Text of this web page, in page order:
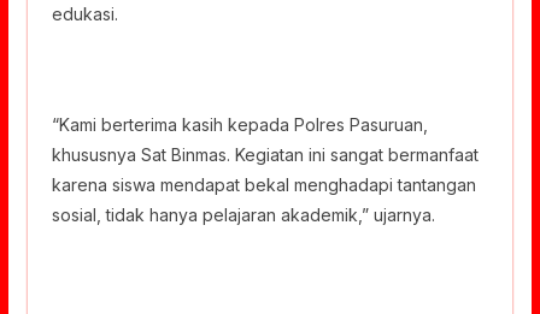
edukasi.
“Kami berterima kasih kepada Polres Pasuruan,
khususnya Sat Binmas. Kegiatan ini sangat bermanfaat
karena siswa mendapat bekal menghadapi tantangan
sosial, tidak hanya pelajaran akademik,” ujarnya.